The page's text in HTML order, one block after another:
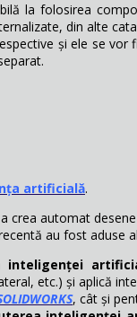
la folosirea
din alte
și ele se
artificială.
crea automat
au fost aduse
inteligenței
etc.) și aplică
, cât și